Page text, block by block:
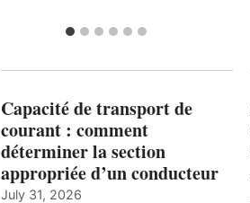
Capacité de transport de
courant : comment
déterminer la section
appropriée d’un conducteur
July 31, 2026